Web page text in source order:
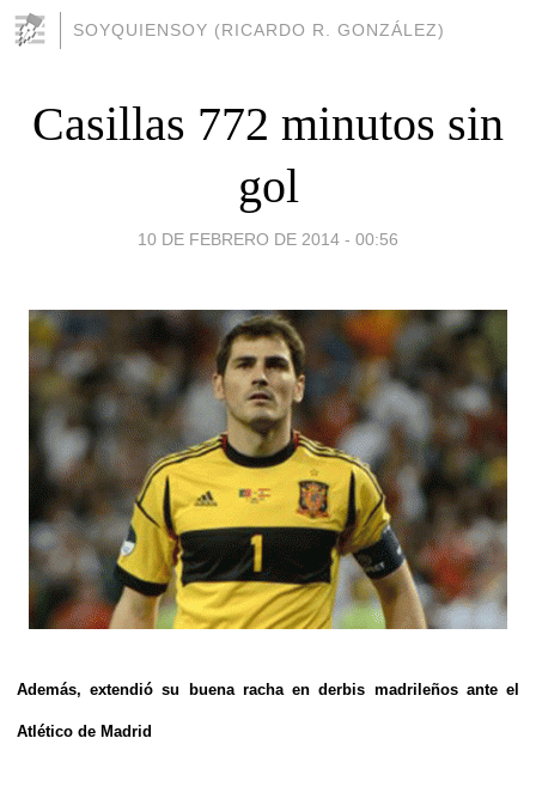
SOYQUIENSOY (RICARDO R. GONZÁLEZ)
Casillas 772 minutos sin
gol
10 DE FEBRERO DE 2014 - 00:56
Además, extendió su buena racha en derbis madrileños ante el
Atlético de Madrid